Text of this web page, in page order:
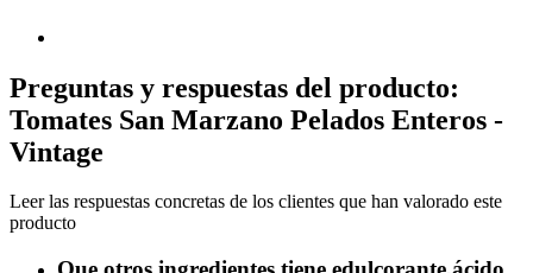
Preguntas y respuestas del producto:
Tomates San Marzano Pelados Enteros -
Vintage
Leer las respuestas concretas de los clientes que han valorado este
producto